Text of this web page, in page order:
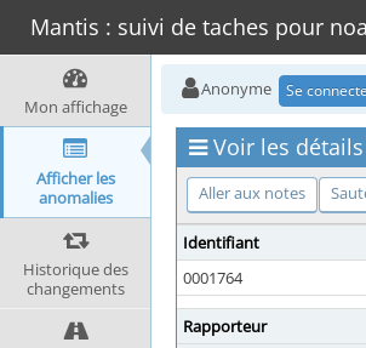
Mantis : suivi de taches pour
Mon affichage
Afficher les
anomalies
Historique des
changements
Anonyme Se
Voir les
Aller aux notes
Identifiant
0001764
Rapporteur